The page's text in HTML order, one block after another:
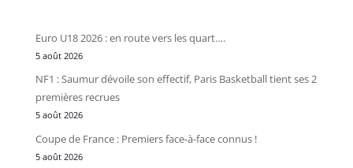
Euro U18 2026 : en route vers les quart….
5 août 2026
NF1 : Saumur dévoile son effectif, Paris Basketball tient ses 2
premières recrues
5 août 2026
Coupe de France : Premiers face-à-face connus !
5 août 2026